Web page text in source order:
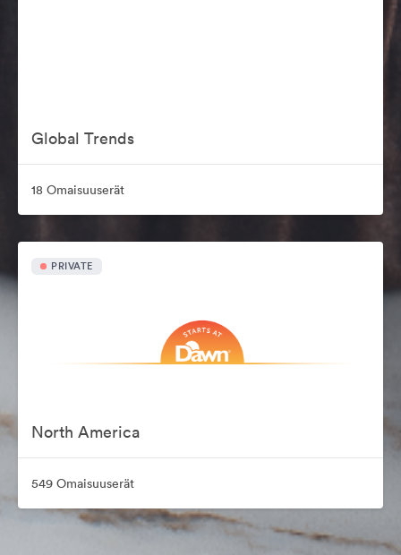
Global Trends
18 Omaisuuserät
PRIVATE
North America
549 Omaisuuserät